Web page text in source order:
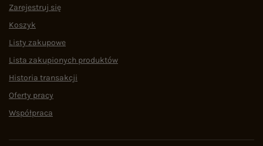
Zarejestruj się
Koszyk
Listy zakupowe
Lista zakupionych produktów
Historia transakcji
Oferty pracy
Współpraca